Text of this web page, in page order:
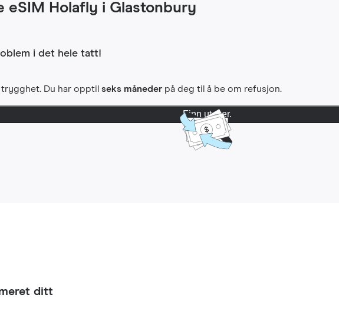
eSIM Holafly i Glastonbury
i det hele tatt!
trygghet. Du har opptilseks måneder på deg til å be om refusjon.
Finn ut mer.
ditt